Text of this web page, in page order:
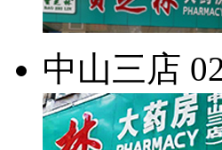
中山三店